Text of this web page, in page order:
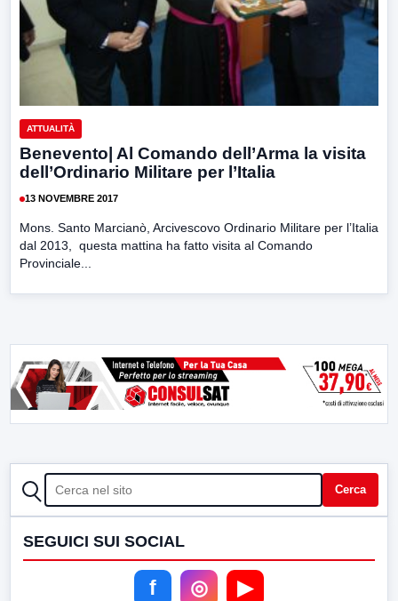
ATTUALITÀ
Benevento| Al Comando dell’Arma la visita
dell’Ordinario Militare per l’Italia
13 NOVEMBRE 2017
Mons. Santo Marcianò, Arcivescovo Ordinario Militare per l’Italia
dal 2013, questa mattina ha fatto visita al Comando
Provinciale...
CERCA Cerca
SEGUICI SUI SOCIAL
f ◎ ▶